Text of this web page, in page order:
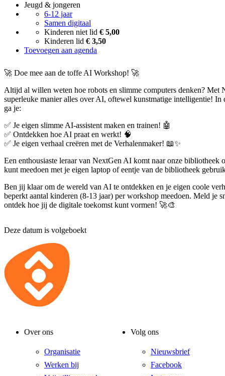
Jeugd & jongeren
6-12 jaar
Samen digitaal
Kinderen niet lid € 5,00
Kinderen lid € 3,50
Toevoegen aan agenda
🚀 Doe mee aan de toffe AI Workshop! 🚀
Altijd al willen weten hoe robots en slimme computers denken? Met
superleuke manier alles over AI, oftewel kunstmatige intelligentie!
ga je:
✅ Je eigen slimme AI-assistent maken en trainen! 🤖
✅ Ontdekken hoe AI praat en werkt! 🧠
✅ Je eigen verhaal creëren met de Verhalenmaker! 📖✨
Een enthousiaste leraar van NextGen AI komt naar onze bibliotheek
kunt meedoen met je eigen laptop of eentje van de bibliotheek
Ben jij klaar om de wereld van AI te ontdekken en je eigen coole
beperkt aantal kinderen (8-13 jaar) per workshop meedoen. Meld je
ontdek hoe jij de digitale toekomst kunt vormen! 🚀🎨
Deze datum is volgeboekt
Over ons
Organisatie
Werken bij
Volg ons
Nieuwsbrief
Facebook